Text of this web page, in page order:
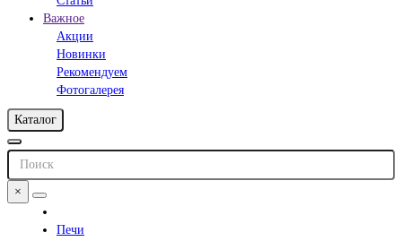
Важное
Акции
Новинки
Рекомендуем
Фотогалерея
Каталог
×
Печи